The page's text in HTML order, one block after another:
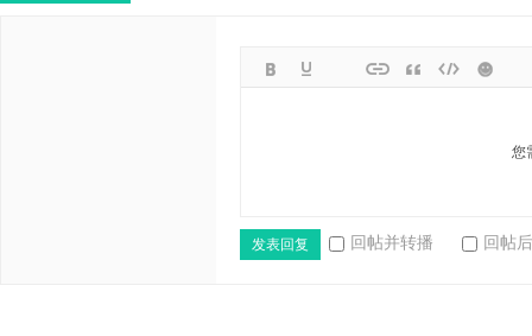
您
发表回复 回帖并转播 回帖